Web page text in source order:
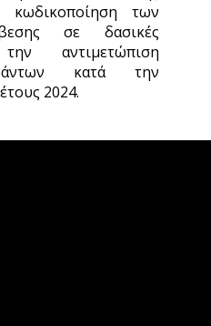
κωδικοποίηση των
σε δασικές
αντιμετώπιση
κατά την
2024.